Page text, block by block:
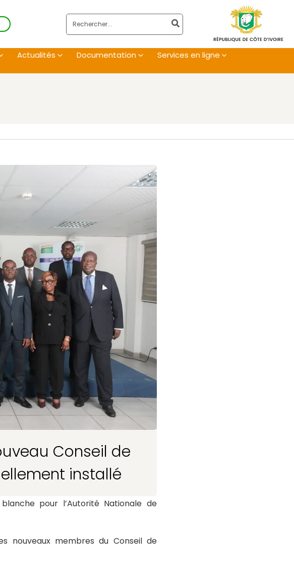
Rechercher:
Actualités Documentation
Services en ligne
Conseil de
installé
pour l’Autorité Nationale de
nouveaux membres du Conseil de